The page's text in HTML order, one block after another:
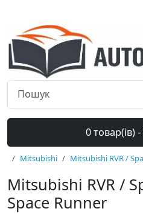
0 товар(ів)
Mitsubishi Mitsubishi RVR /
Mitsubishi RVR /
Space Runner